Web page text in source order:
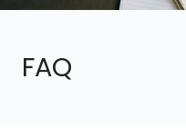
FAQ